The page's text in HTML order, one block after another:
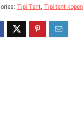
Tipi Tent, Tipi tent kopen